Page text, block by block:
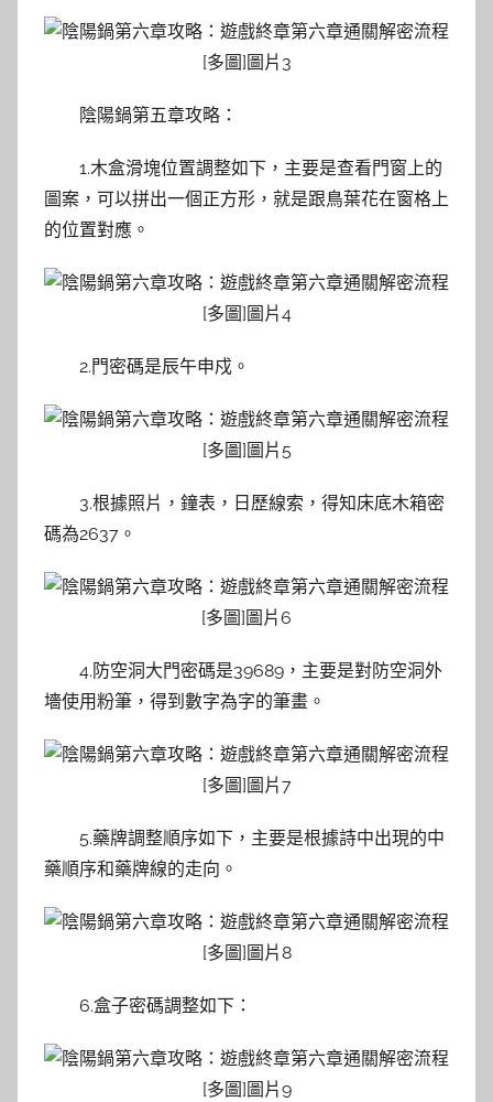
陰陽鍋第五章攻略：
1.木盒滑塊位置調整如下，主要是查看門窗上的
圖案，可以拼出一個正方形，就是跟鳥葉花在窗格上
的位置對應。
2.門密碼是辰午申戍。
3.根據照片，鐘表，日歷線索，得知床底木箱密
碼為2637。
4.防空洞大門密碼是39689，主要是對防空洞外
墻使用粉筆，得到數字為字的筆畫。
5.藥牌調整順序如下，主要是根據詩中出現的中
藥順序和藥牌線的走向。
6.盒子密碼調整如下：